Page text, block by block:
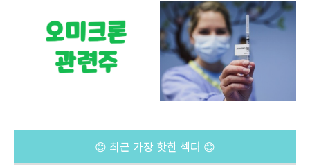
😊 최근 가장 핫한 섹터 😊